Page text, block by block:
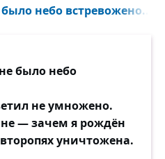
небо встревожено...
было небо
не умножено.
— зачем я рождён
уничтожена.